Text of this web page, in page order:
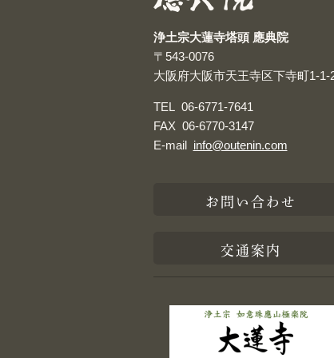
浄土宗大蓮寺塔頭 應典院
〒543-0076
大阪府大阪市天王寺区下寺町1-1-
TEL 06-6771-7641
FAX 06-6770-3147
E-mail info@outenin.com
お問い合わせ
交通案内